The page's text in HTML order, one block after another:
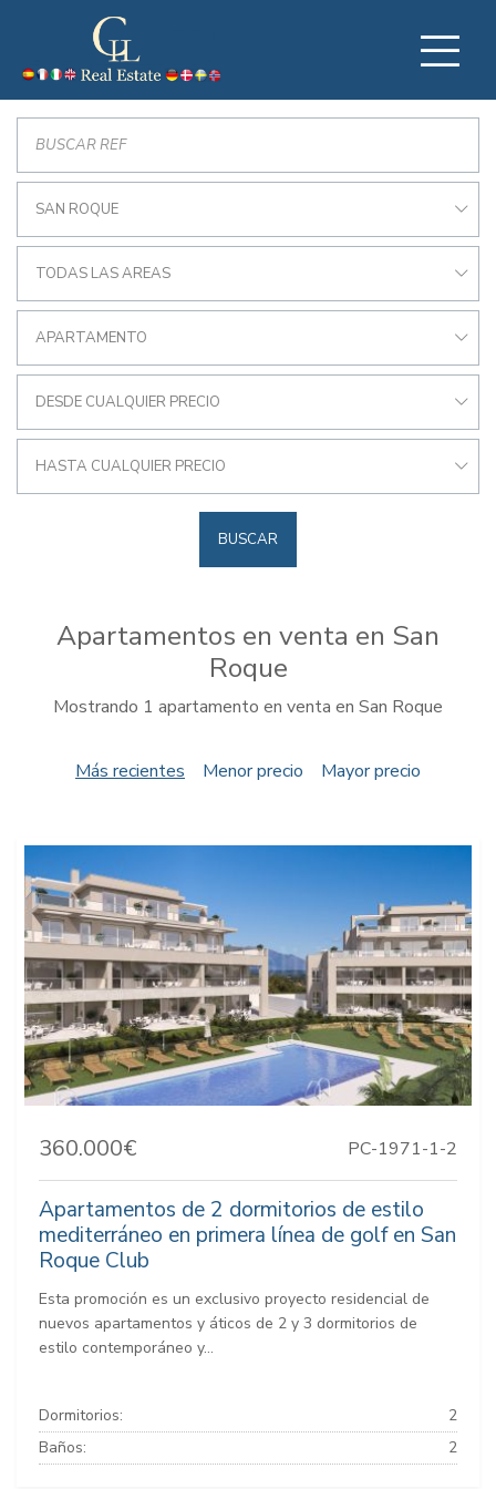
SAN ROQUE
TODAS LAS AREAS
APARTAMENTO
DESDE CUALQUIER PRECIO
HASTA CUALQUIER PRECIO
BUSCAR
Apartamentos en venta en San
Roque
Mostrando 1 apartamento en venta en San Roque
Más recientes Menor precio Mayor precio
360.000€ PC-1971-1-2
Apartamentos de 2 dormitorios de estilo
mediterráneo en primera línea de golf en San
Roque Club
Esta promoción es un exclusivo proyecto residencial de
nuevos apartamentos y áticos de 2 y 3 dormitorios de
estilo contemporáneo y...
Dormitorios:
2
Baños:
2